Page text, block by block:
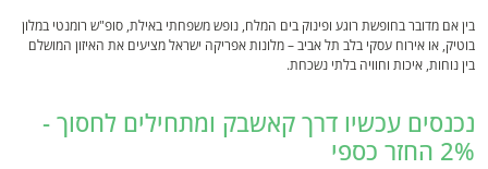
בין אם מדובר בחופשת רוגע ופינוק בים המלח, נופש משפחתי באילת, סופ"ש רומנטי במלון
בוטיק, או אירוח עסקי בלב תל אביב – מלונות אפריקה ישראל מציעים את האיזון המושלם
בין נוחות, איכות וחוויה בלתי נשכחת.
נכנסים עכשיו דרך קאשבק ומתחילים לחסוך -
2% החזר כספי